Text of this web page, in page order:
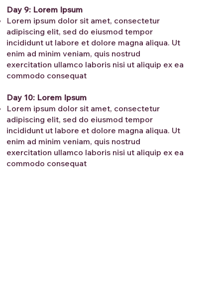
Day 9: Lorem Ipsum
Lorem ipsum dolor sit amet, consectetur
adipiscing elit, sed do eiusmod tempor
incididunt ut labore et dolore magna aliqua. Ut
enim ad minim veniam, quis nostrud
exercitation ullamco laboris nisi ut aliquip ex ea
commodo consequat
Day 10: Lorem Ipsum
Lorem ipsum dolor sit amet, consectetur
adipiscing elit, sed do eiusmod tempor
incididunt ut labore et dolore magna aliqua. Ut
enim ad minim veniam, quis nostrud
exercitation ullamco laboris nisi ut aliquip ex ea
commodo consequat